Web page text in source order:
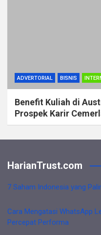
ADVERTORIAL BISNIS
Benefit Kuliah di
Prospek Karir
HarianTrust.com
7 Saham Indonesia yang
Cara Mengatasi WhatsApp
Percepat Performa